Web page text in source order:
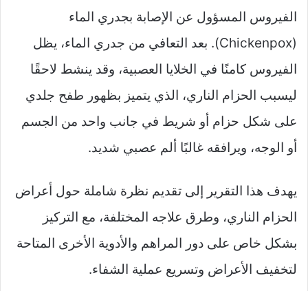
الفيروس المسؤول عن الإصابة بجدري الماء
(Chickenpox). بعد التعافي من جدري الماء، يظل
الفيروس كامنًا في الخلايا العصبية، وقد ينشط لاحقًا
ليسبب الحزام الناري، الذي يتميز بظهور طفح جلدي
على شكل حزام أو شريط في جانب واحد من الجسم
أو الوجه، ويرافقه غالبًا ألم عصبي شديد.
يهدف هذا التقرير إلى تقديم نظرة شاملة حول أعراض
الحزام الناري، وطرق علاجه المختلفة، مع التركيز
بشكل خاص على دور المراهم والأدوية الأخرى المتاحة
لتخفيف الأعراض وتسريع عملية الشفاء.